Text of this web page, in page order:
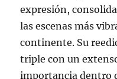
expresión,
las escenas más
continente. Su
triple con un
importancia dentro